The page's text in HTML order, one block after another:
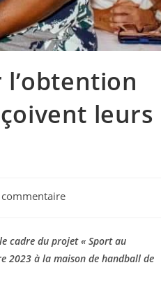
leurs
cadre du projet « Sport au
2023 à la maison de handball de